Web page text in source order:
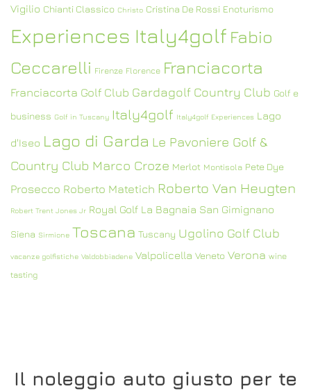
Vigilio Chianti Classico Christo Cristina De Rossi Enoturismo
Experiences Italy4golf Fabio
Ceccarelli Firenze Florence Franciacorta
Franciacorta Golf Club Gardagolf Country Club Golf e
business Golf in Tuscany Italy4golf Italy4golf Experiences Lago
d'Iseo Lago di Garda Le Pavoniere Golf &
Country Club Marco Croze Merlot Montisola Pete Dye
Prosecco Roberto Matetich Roberto Van Heugten
Robert Trent Jones Jr Royal Golf La Bagnaia San Gimignano
Siena Sirmione Toscana Tuscany Ugolino Golf Club
vacanze golfistiche Valdobbiadene Valpolicella Veneto Verona wine
tasting
Il noleggio auto giusto per te